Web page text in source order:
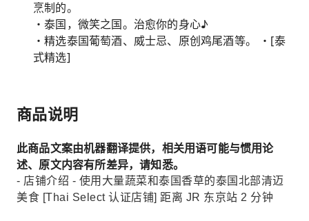
烹制的。
・泰国，微笑之国。治愈你的身心♪
・精选泰国葡萄酒、威士忌、原创鸡尾酒等。 ・[泰
式精选]
商品说明
此商品文案由机器翻译提供，相关用语可能与惯用论
述、原文内容有所差异，请知悉。
- 店铺介绍 - 使用大量蔬菜和泰国香草的泰国北部清迈
美食 [Thai Select 认证店铺] 距离 JR 东京站 2 分钟